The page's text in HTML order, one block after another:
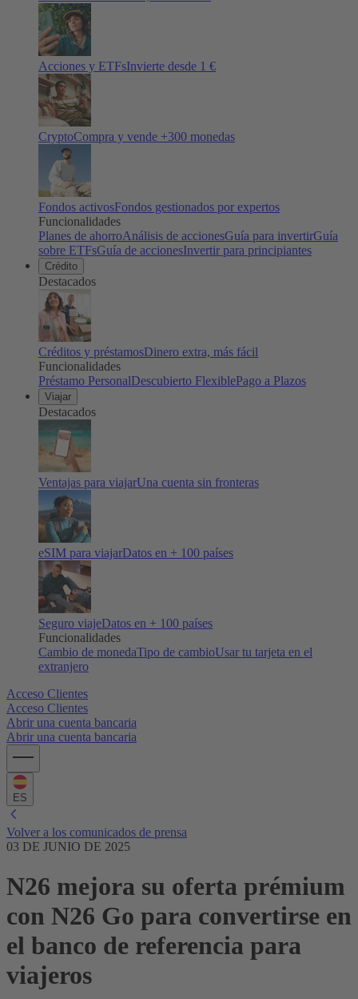
Acciones y ETFsInvierte desde 1 €
CryptoCompra y vende +300 monedas
Fondos activosFondos gestionados por expertos
Funcionalidades
Planes de ahorroAnálisis de accionesGuía para invertirGuía
sobre ETFsGuía de accionesInvertir para principiantes
Crédito
Destacados
Créditos y préstamosDinero extra, más fácil
Funcionalidades
Préstamo PersonalDescubierto FlexiblePago a Plazos
Viajar
Destacados
Ventajas para viajarUna cuenta sin fronteras
eSIM para viajarDatos en + 100 países
Seguro viajeDatos en + 100 países
Funcionalidades
Cambio de monedaTipo de cambioUsar tu tarjeta en el
extranjero
Acceso Clientes
Acceso Clientes
Abrir una cuenta bancaria
Abrir una cuenta bancaria
ES
Volver a los comunicados de prensa
03 DE JUNIO DE 2025
N26 mejora su oferta prémium
con N26 Go para convertirse en
el banco de referencia para
viajeros